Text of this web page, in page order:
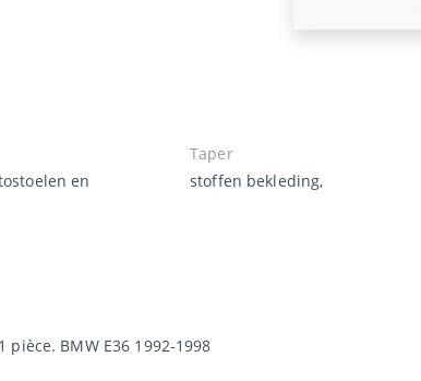
en
Taper
stoffen bekleding,
BMW E36 1992-1998